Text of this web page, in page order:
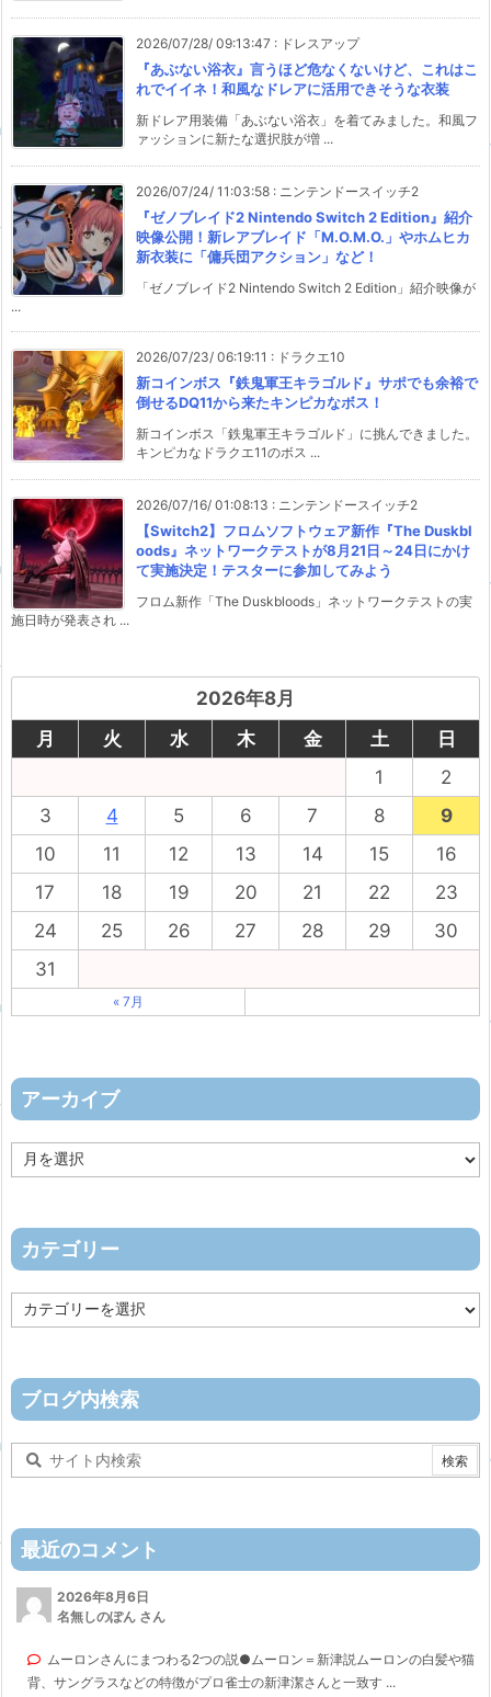
2026/07/28/ 09:13:47 : ドレスアップ
『あぶない浴衣』言うほど危なくないけど、これはこ
れでイイネ！和風なドレアに活用できそうな衣装
新ドレア用装備「あぶない浴衣」を着てみました。和風フ
ァッションに新たな選択肢が増 ...
2026/07/24/ 11:03:58 : ニンテンドースイッチ2
『ゼノブレイド2 Nintendo Switch 2 Edition』紹介
映像公開！新レアブレイド「M.O.M.O.」やホムヒカ
新衣装に「傭兵団アクション」など！
「ゼノブレイド2 Nintendo Switch 2 Edition」紹介映像が
...
2026/07/23/ 06:19:11 : ドラクエ10
新コインボス『鉄鬼軍王キラゴルド』サポでも余裕で
倒せるDQ11から来たキンピカなボス！
新コインボス「鉄鬼軍王キラゴルド」に挑んできました。
キンピカなドラクエ11のボス ...
2026/07/16/ 01:08:13 : ニンテンドースイッチ2
【Switch2】フロムソフトウェア新作『The Duskbl
oods』ネットワークテストが8月21日～24日にかけ
て実施決定！テスターに参加してみよう
フロム新作「The Duskbloods」ネットワークテストの実
施日時が発表され ...
2026年8月
月
火 水 木 金 土
日
1
2
3
4 5 6 7 8
9
10
11 12 13 14 15
16
17
18 19 20 21 22
23
24
25 26 27 28 29
30
31
« 7月
アーカイブ
ー
ブ
カテゴリー
テ
ー
ブログ内検索
最近のコメント
2026年8月6日
名無しのぽん さん
ムーロンさんにまつわる2つの説●ムーロン＝新津説ムーロンの白髪や猫
背、サングラスなどの特徴がプロ雀士の新津潔さんと一致す ...